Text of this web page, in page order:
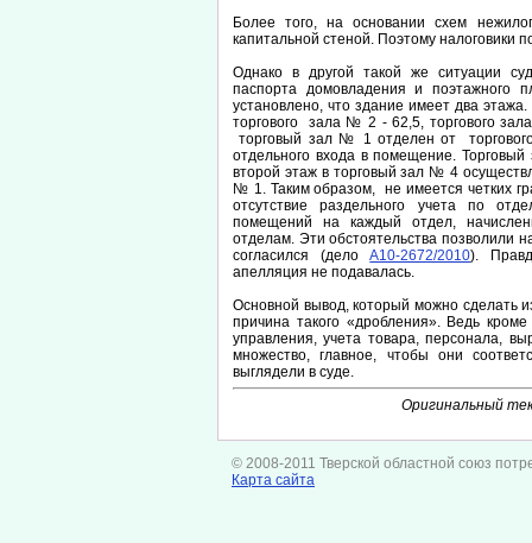
Более того, на основании схем
капитальной стеной. Поэтому налоговики
Однако в другой такой же ситуации
паспорта домовладения и поэтажного
установлено, что здание имеет два
торгового зала № 2 - 62,5, торгового
торговый зал № 1 отделен от
отдельного входа в помещение.
второй этаж в торговый зал № 4
№ 1. Таким образом, не имеется четких
отсутствие раздельного учета по
помещений на каждый отдел,
отделам. Эти обстоятельства позволили
согласился (делоА10-2672/2010).
апелляция не подавалась.
Основной вывод, который можно сделать
причина такого «дробления». Ведь
управления, учета товара, персонала,
множество, главное, чтобы они
выглядели в суде.
Оригинальный
© 2008-2011 Тверской областной союз
Карта сайта